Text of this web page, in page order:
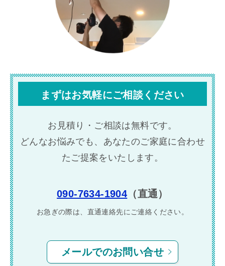
まずはお気軽にご相談ください
お見積り・ご相談は無料です。
どんなお悩みでも、あなたのご家庭に合わせ
たご提案をいたします。
090-7634-1904 （直通）
お急ぎの際は、直通連絡先に ご連絡ください。
メールでのお問い合せ